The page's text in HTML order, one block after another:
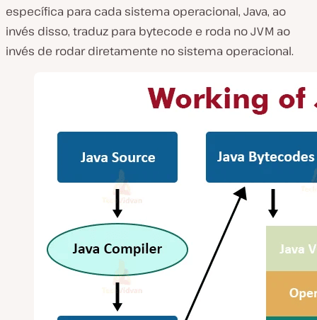
específica para cada sistema operacional, Java, ao
invés disso, traduz para bytecode e roda no JVM ao
invés de rodar diretamente no sistema operacional.